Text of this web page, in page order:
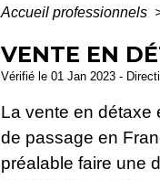
Accueil professionnels
VENTE EN
Vérifié le 01 Jan 2023 -
La vente en détaxe
de passage en
préalable faire une